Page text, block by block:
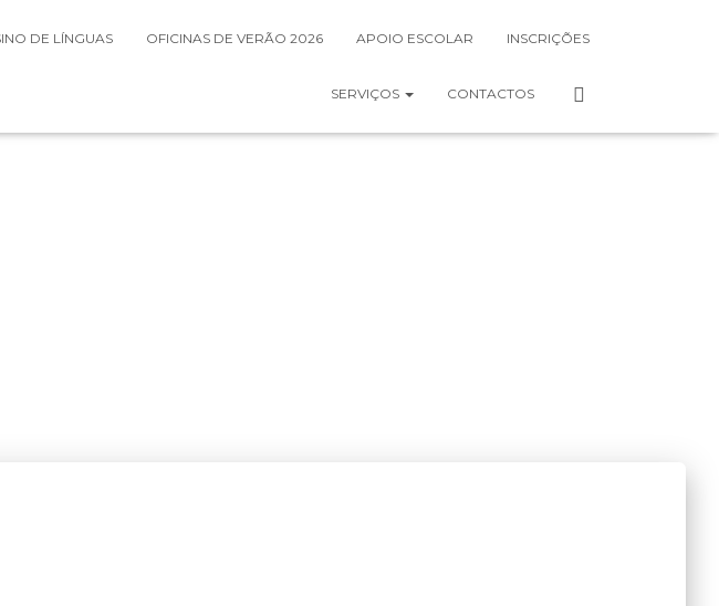
DE LÍNGUAS OFICINAS DE VERÃO 2026 APOIO ESCOLAR INSCRIÇÕES
SERVIÇOS CONTACTOS